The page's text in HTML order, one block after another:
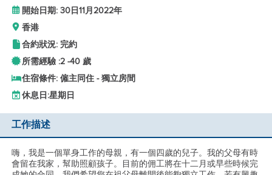
開始日期: 30日11月2022年
香港
合約狀況: 完約
所需經驗 :2 -40 歲
住宿條件: 僱主同住 - 獨立房間
休息日:星期日
工作描述
嗨，我是一個單身工作的母親，有一個四歲的兒子。我的父母有時
會留在我家，幫助照顧孩子。目前的佣工將在十二月或早些時候完